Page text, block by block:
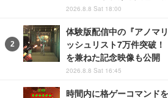
2026.8.8 Sat 18:00
体験版配信中の『アノマ
ッシュリスト7万件突破！
を兼ねた記念映像も公開
2026.8.8 Sat 16:45
時間内に格ゲーコマンド